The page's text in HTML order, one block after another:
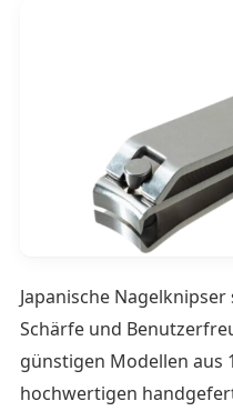
Japanische
Schärfe und
günstigen Modellen aus
hochwertigen